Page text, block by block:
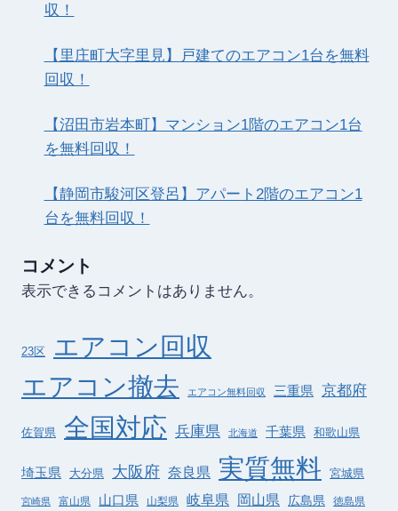
収！
【里庄町大字里見】戸建てのエアコン1台を無料
回収！
【沼田市岩本町】マンション1階のエアコン1台
を無料回収！
【静岡市駿河区登呂】アパート2階のエアコン1
台を無料回収！
コメント
表示できるコメントはありません。
23区 エアコン回収
エアコン撤去 エアコン無料回収 三重県 京都府
佐賀県 全国対応 兵庫県 北海道 千葉県 和歌山県
埼玉県 大分県 大阪府 奈良県 実質無料 宮城県
宮崎県 富山県 山口県 山梨県 岐阜県 岡山県 広島県 徳島県